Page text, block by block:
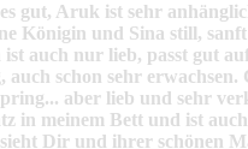
gut, Aruk ist sehr
Königin und Sina still,
auch nur lieb, passt gut
auch schon sehr
aber lieb und sehr
in meinem Bett und ist
Dir und ihrer schönen